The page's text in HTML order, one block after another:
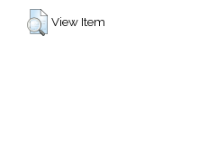
View Item